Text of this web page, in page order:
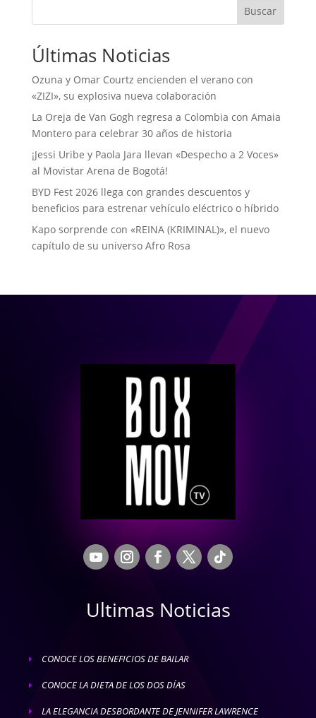
Buscar
Últimas Noticias
Ozuna y Omar Courtz encienden el verano con
«ZIZI», su explosiva nueva colaboración
La Oreja de Van Gogh regresa a Colombia con Amaia
Montero para celebrar 30 años de historia
¡Jessi Uribe y Paola Jara llevan «Despecho a 2 Voces»
al Movistar Arena de Bogotá!
BYD Fest 2026 llega con grandes descuentos y
beneficios para estrenar vehículo eléctrico o híbrido
Kapo sorprende con «REINA (KRIMINAL)», el nuevo
capítulo de su universo Afro Rosa
Ultimas Noticias
E CONOCE LOS BENEFICIOS DE BAILAR
E CONOCE LA DIETA DE LOS DOS DÍAS
E LA ELEGANCIA DESBORDANTE DE JENNIFER LAWRENCE